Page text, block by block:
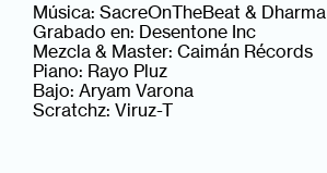
Música: SacreOnTheBeat & Dharma
Grabado en: Desentone Inc
Mezcla & Master: Caimán Récords
Piano: Rayo Pluz
Bajo: Aryam Varona
Scratchz: Viruz-T